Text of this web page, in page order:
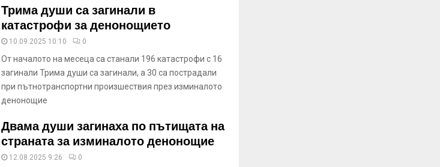
Трима души са загинали в
катастрофи за денонощието
10.09.2025 10:10 0
От началото на месеца са станали 196 катастрофи с 16
загинали Трима души са загинали, а 30 са пострадали
при пътнотранспортни произшествия през изминалото
денонощие
Двама души загинаха по пътищата на
страната за изминалото денонощие
12.08.2025 9:26 0